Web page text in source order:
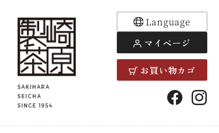
崎原製茶
Language
マイページ
お買い物カゴ